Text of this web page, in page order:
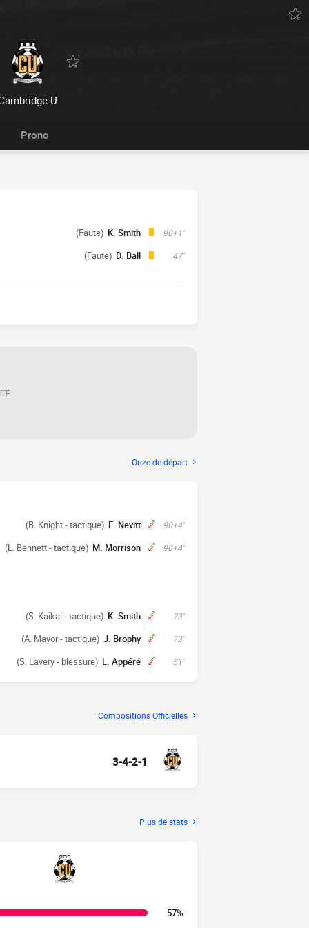
U
Prono
90+1'
K. Smith
(Faute)
47'
D. Ball
(Faute)
Onze de départ
90+4'
E. Nevitt
(B. Knight - tactique)
90+4'
M. Morrison
(L. Bennett - tactique)
73'
K. Smith
(S. Kaikai - tactique)
73'
J. Brophy
(A. Mayor - tactique)
51'
L. Appéré
(S. Lavery - blessure)
Compositions Officielles
3-4-2-1
Plus de stats
57%